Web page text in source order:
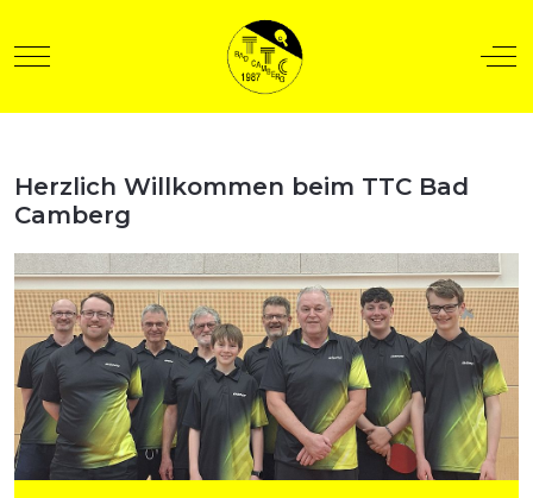
Mobile Menu Toggle
Herzlich Willkommen beim TTC Bad
Camberg
anzeigen